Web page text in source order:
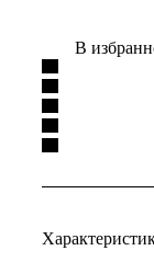
В